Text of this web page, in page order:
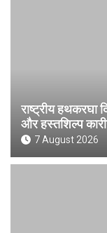
राष्ट्रीय हथकरघा
और हस्तशिल्प
7 August 2026